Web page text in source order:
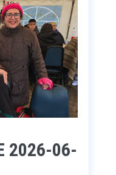
2026-06-